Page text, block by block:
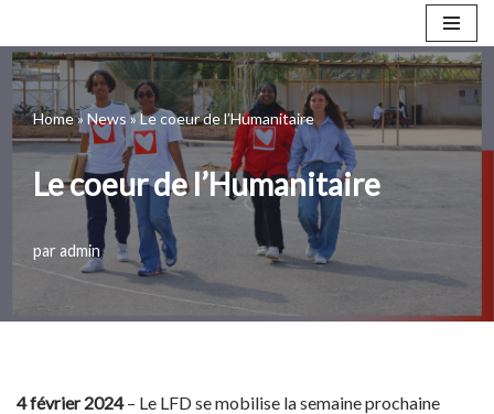
Aller
au
contenu
Home» News»Le coeur de l’Humanitaire
Le coeur de l’Humanitaire
paradmin
4 février 2024– Le LFD se mobilise la semaine prochaine